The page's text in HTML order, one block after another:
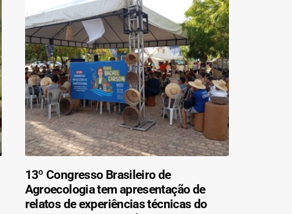
13º Congresso Brasileiro de
Agroecologia tem apresentação de
relatos de experiências técnicas do